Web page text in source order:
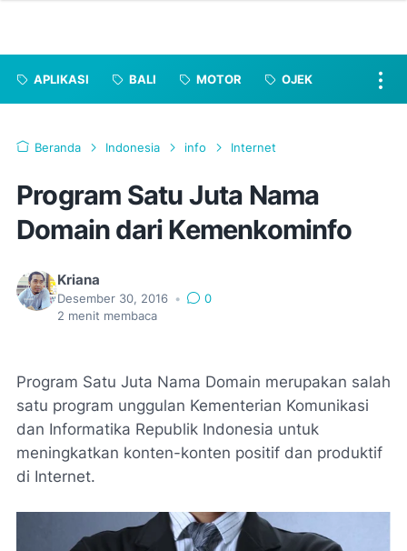
APLIKASI BALI MOTOR OJEK
Beranda Indonesia info Internet
Program Satu Juta Nama
Domain dari Kemenkominfo
Kriana
Desember 30, 2016 •
0
2 menit membaca
Program Satu Juta Nama Domain merupakan salah
satu program unggulan Kementerian Komunikasi
dan Informatika Republik Indonesia untuk
meningkatkan konten-konten positif dan produktif
di Internet.